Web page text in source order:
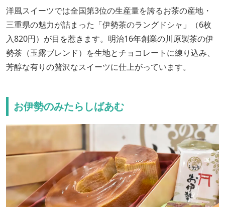
洋風スイーツでは全国第3位の生産量を誇るお茶の産地・
三重県の魅力が詰まった「伊勢茶のラングドシャ」（6枚
入820円）が目を惹きます。明治16年創業の川原製茶の伊
勢茶（玉露ブレンド）を生地とチョコレートに練り込み、
芳醇な有りの贅沢なスイーツに仕上がっています。
お伊勢のみたらしばあむ